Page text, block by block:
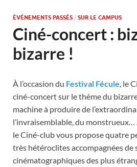
ÉVÉNEMENTS PASSÉS / SUR LE CAMPUS
Ciné-concert :
bizarre !
À l’occasion du Festival Fécule , le
ciné-concert sur le thème du
machine à produire de
l’invraisemblable, du monstrueux…
le Ciné-club vous propose quatre
très hétéroclites accompagnées de
cinématographiques des plus